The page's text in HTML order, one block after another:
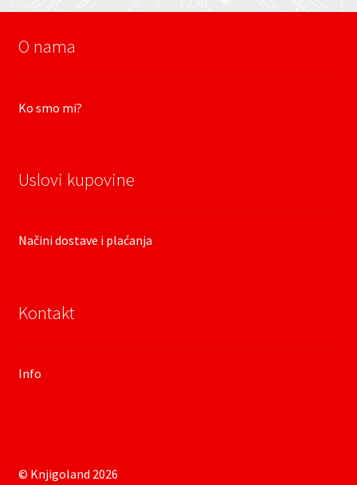
O nama
Ko smo mi?
Uslovi kupovine
Načini dostave i plaćanja
Kontakt
Info
© Knjigoland 2026